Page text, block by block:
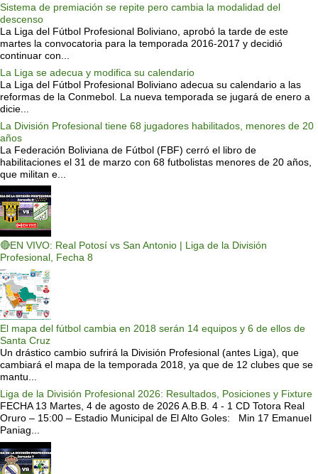
Sistema de premiación se repite pero cambia la modalidad del
descenso
La Liga del Fútbol Profesional Boliviano, aprobó la tarde de este
martes la convocatoria para la temporada 2016-2017 y decidió
continuar con...
La Liga se adecua y modifica su calendario
La Liga del Fútbol Profesional Boliviano adecua su calendario a las
reformas de la Conmebol. La nueva temporada se jugará de enero a
dicie...
La División Profesional tiene 68 jugadores habilitados, menores de 20
años
La Federación Boliviana de Fútbol (FBF) cerró el libro de
habilitaciones el 31 de marzo con 68 futbolistas menores de 20 años,
que militan e...
🔴EN VIVO: Real Potosí vs San Antonio | Liga de la División
Profesional, Fecha 8
El mapa del fútbol cambia en 2018 serán 14 equipos y 6 de ellos de
Santa Cruz
Un drástico cambio sufrirá la División Profesional (antes Liga), que
cambiará el mapa de la temporada 2018, ya que de 12 clubes que se
mantu...
Liga de la División Profesional 2026: Resultados, Posiciones y Fixture
FECHA 13 Martes, 4 de agosto de 2026 A.B.B. 4 - 1 CD Totora Real
Oruro – 15:00 – Estadio Municipal de El Alto Goles: Min 17 Emanuel
Paniag...